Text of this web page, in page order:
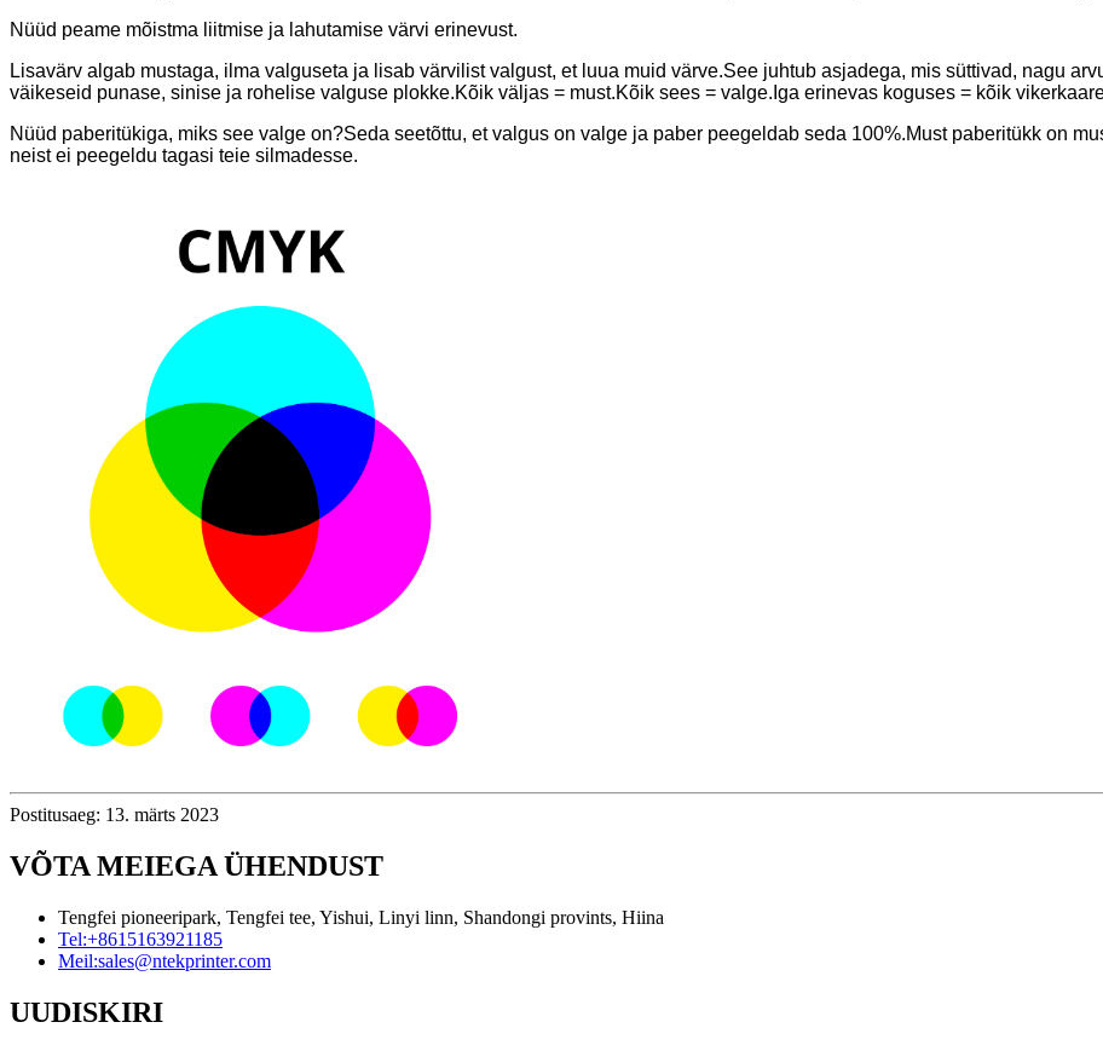
Nüüd peame mõistma liitmise ja lahutamise värvi erinevust.
Lisavärv algab mustaga, ilma valguseta ja lisab värvilist valgust, et luua muid värve.See juhtub asjadega, mis süttivad, nagu
väikeseid punase, sinise ja rohelise valguse plokke.Kõik väljas = must.Kõik sees = valge.Iga erinevas koguses = kõik
Nüüd paberitükiga, miks see valge on?Seda seetõttu, et valgus on valge ja paber peegeldab seda 100%.Must paberitükk on
neist ei peegeldu tagasi teie silmadesse.
Postitusaeg: 13. märts 2023
VÕTA MEIEGA ÜHENDUST
Tengfei pioneeripark, Tengfei tee, Yishui, Linyi linn, Shandongi provints, Hiina
Tel:+8615163921185
Meil:sales@ntekprinter.com
UUDISKIRI